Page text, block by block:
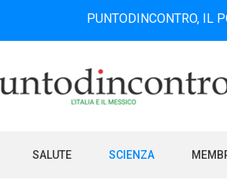
PUNTODINCONTRO, IL
SALUTE SCIENZA